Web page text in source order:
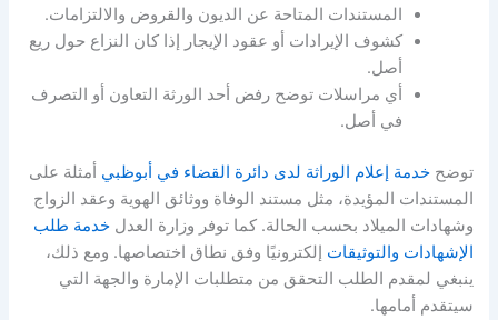
المستندات المتاحة عن الديون والقروض والالتزامات.
كشوف الإيرادات أو عقود الإيجار إذا كان النزاع حول ريع
أصل.
أي مراسلات توضح رفض أحد الورثة التعاون أو التصرف
في أصل.
توضحخدمة إعلام الوراثة لدى دائرة القضاء في أبوظبي أمثلة على
المستندات المؤيدة، مثل مستند الوفاة ووثائق الهوية وعقد الزواج
وشهادات الميلاد بحسب الحالة. كما توفر وزارة العدلخدمة طلب
الإشهادات والتوثيقات إلكترونيًا وفق نطاق اختصاصها. ومع ذلك،
ينبغي لمقدم الطلب التحقق من متطلبات الإمارة والجهة التي
سيتقدم أمامها.